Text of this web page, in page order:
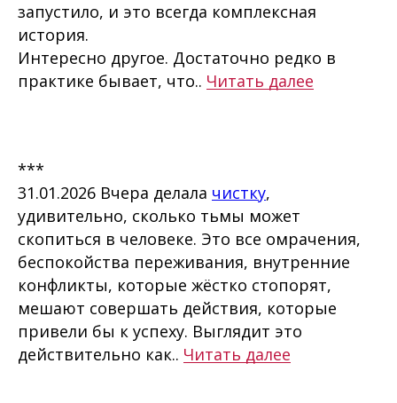
запустило, и это всегда комплексная
история.
Интересно другое. Достаточно редко в
практике бывает, что.. Читать далее
***
31.01.2026 Вчера делала чистку,
удивительно, сколько тьмы может
скопиться в человеке. Это все омрачения,
беспокойства переживания, внутренние
конфликты, которые жёстко стопорят,
мешают совершать действия, которые
привели бы к успеху. Выглядит это
действительно как.. Читать далее